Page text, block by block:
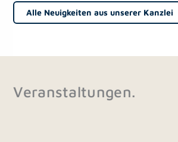
Alle Neuigkeiten aus unserer Kanzlei
Veranstaltungen.